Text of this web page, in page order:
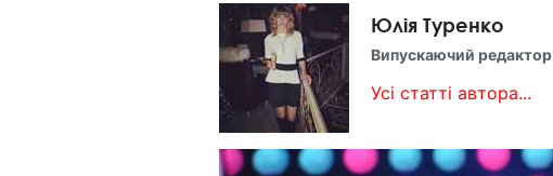
Юлія Туренко
Випускаючий редактор
Усі статті автора...